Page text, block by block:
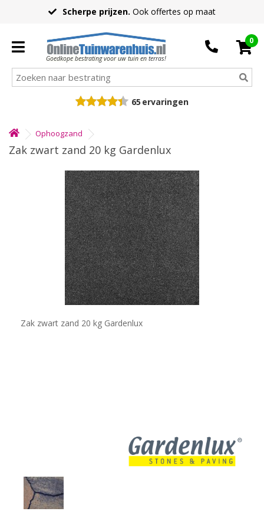
Scherpe prijzen. Ook offertes op maat
Goedkope bestrating voor uw tuin en terras!
0
65 ervaringen
Ophoogzand
Zak zwart zand 20 kg Gardenlux
Zak zwart zand 20 kg Gardenlux